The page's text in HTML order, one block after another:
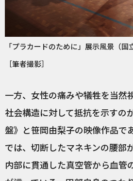
「プラカードのために」展示風景（国
［筆者撮影］
一方、女性の痛みや犠牲を当然
社会構造に対して抵抗を示すの
盤》と笹岡由梨子の映像作品で
では、切断したマネキンの腰部
内部に貫通した真空管から血管